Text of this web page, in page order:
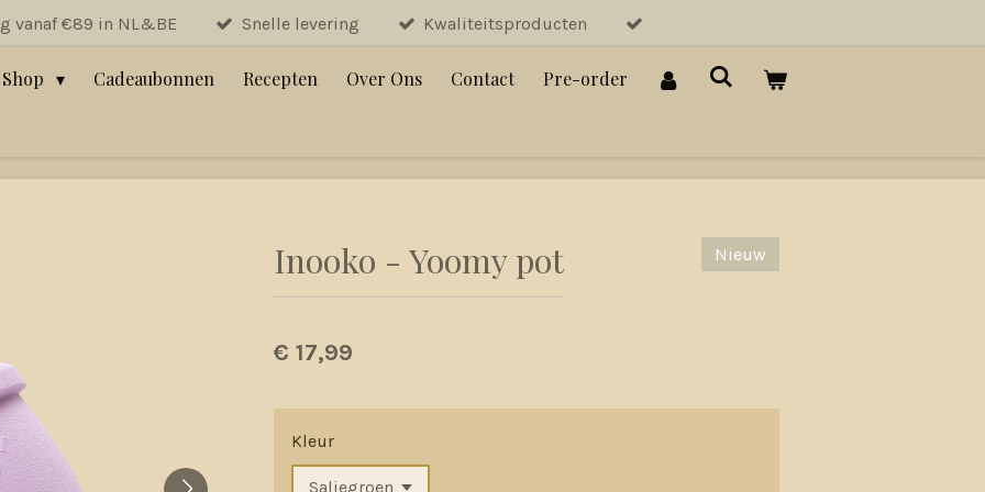
vanaf €89 in NL&BE Snelle levering Kwaliteitsproducten
Shop Cadeaubonnen Recepten Over Ons Contact Pre-order
Inooko - Yoomy pot Nieuw
€ 17,99
Kleur